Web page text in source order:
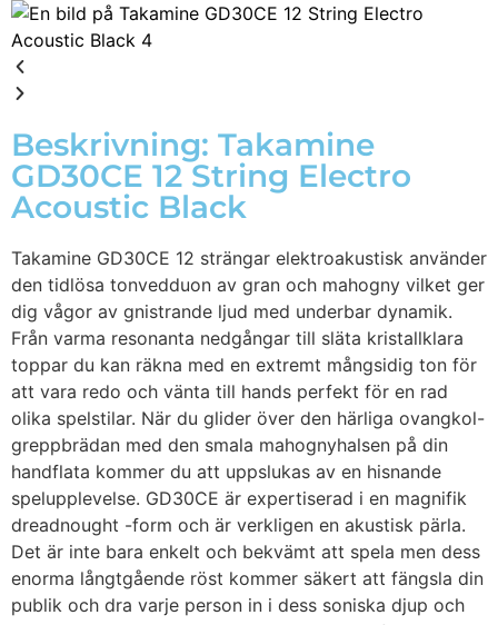
Beskrivning: Takamine
GD30CE 12 String Electro
Acoustic Black
Takamine GD30CE 12 strängar elektroakustisk använder
den tidlösa tonvedduon av gran och mahogny vilket ger
dig vågor av gnistrande ljud med underbar dynamik.
Från varma resonanta nedgångar till släta kristallklara
toppar du kan räkna med en extremt mångsidig ton för
att vara redo och vänta till hands perfekt för en rad
olika spelstilar. När du glider över den härliga ovangkol-
greppbrädan med den smala mahognyhalsen på din
handflata kommer du att uppslukas av en hisnande
spelupplevelse. GD30CE är expertiserad i en magnifik
dreadnought -form och är verkligen en akustisk pärla.
Det är inte bara enkelt och bekvämt att spela men dess
enorma långtgående röst kommer säkert att fängsla din
publik och dra varje person in i dess soniska djup och